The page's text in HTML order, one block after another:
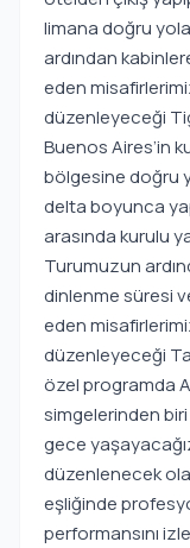
limana doğru
ardından
eden
düzenleyeceği
Buenos Aires’in
bölgesine doğru
delta boyunca
arasında kurulu
Turumuzun
dinlenme süresi
eden
düzenleyeceği
özel programda
simgelerinden
gece
düzenlenecek
eşliğinde
performansını